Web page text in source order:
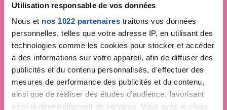
Utilisation responsable de vos données
Nous et nos 1022 partenaires traitons vos données
personnelles, telles que votre adresse IP, en utilisant des
technologies comme les cookies pour stocker et accéder
à des informations sur votre appareil, afin de diffuser des
publicités et du contenu personnalisés, d'effectuer des
mesures de performance des publicités et du contenu,
ainsi que de réaliser des études d’audience, favorisant
ainsi le développement de services. Vous avez le choix